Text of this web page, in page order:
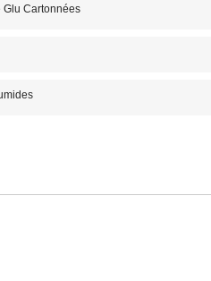
Cartonnées